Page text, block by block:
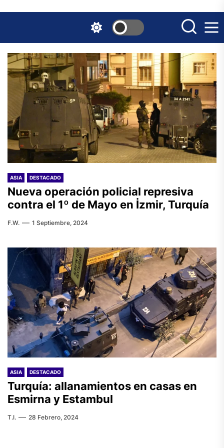
the
content
ASIA DESTACADO
Nueva operación policial represiva
contra el 1º de Mayo en İzmir, Turquía
F.W. 1 Septiembre, 2024
ASIA DESTACADO
Turquía: allanamientos en casas en
Esmirna y Estambul
T.I. 28 Febrero, 2024